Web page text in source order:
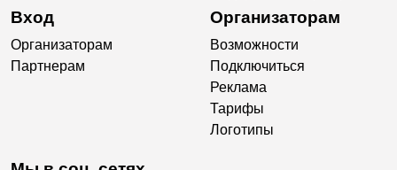
Вход
Организаторам
Партнерам
Организаторам
Возможности
Подключиться
Реклама
Тарифы
Логотипы